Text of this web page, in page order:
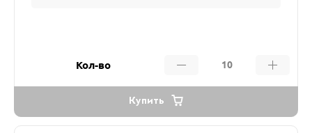
Кол-во
Купить